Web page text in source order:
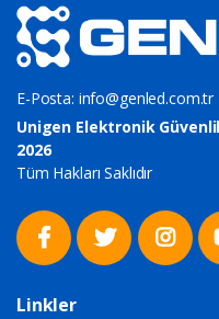
E-Posta: info@genled.com.tr
Unigen Elektronik
2026
Tüm Hakları Saklıdır
Linkler